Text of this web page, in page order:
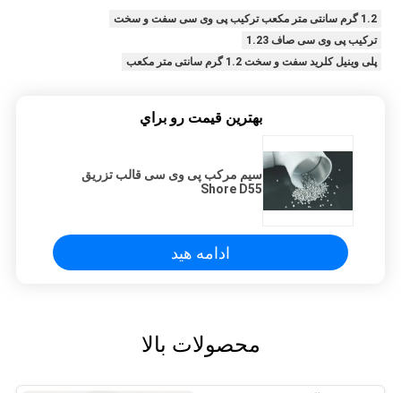
1.2 گرم سانتی متر مکعب ترکیب پی وی سی سفت و سخت
ترکیب پی وی سی صاف 1.23
پلی وینیل کلرید سفت و سخت 1.2 گرم سانتی متر مکعب
بهترين قيمت رو براي
سیم مرکب پی وی سی قالب تزریق
Shore D55
ادامه هید
محصولات بالا